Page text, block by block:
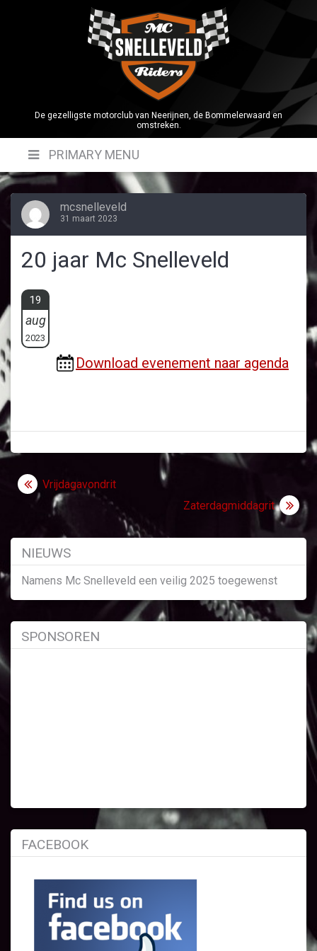
De gezelligste motorclub van Neerijnen, de Bommelerwaard en
omstreken.
PRIMARY MENU
mcsnelleveld
31 maart 2023
20 jaar Mc Snelleveld
19
aug
2023
Download evenement naar agenda
Bericht
navigatie
Vrijdagavondrit
Zaterdagmiddagrit
NIEUWS
Namens Mc Snelleveld een veilig 2025 toegewenst
SPONSOREN
FACEBOOK